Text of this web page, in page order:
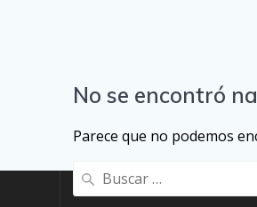
No se encontró
Parece que no podemos
Buscar: